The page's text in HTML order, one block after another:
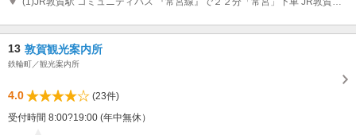
13 敦賀観光案内所
鉄輪町／観光案内所
4.0
(23件)
受付時間 8:00?19:00 (年中無休）